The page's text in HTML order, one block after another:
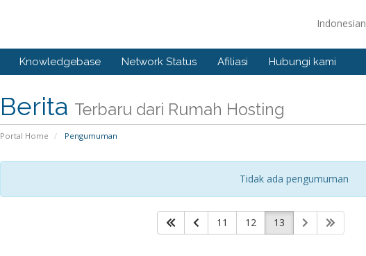
Indonesian
Knowledgebase Network Status Afiliasi Hubungi kami
Berita Terbaru dari Rumah Hosting
Portal Home Pengumuman
Tidak ada pengumuman
11 12 13